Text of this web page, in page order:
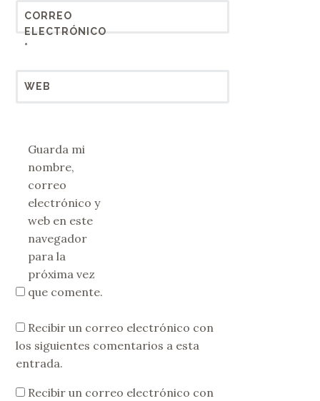
CORREO
ELECTRÓNICO
*
WEB
Guarda mi
nombre,
correo
electrónico y
web en este
navegador
para la
próxima vez
que comente.
Recibir un correo electrónico con
los siguientes comentarios a esta
entrada.
Recibir un correo electrónico con